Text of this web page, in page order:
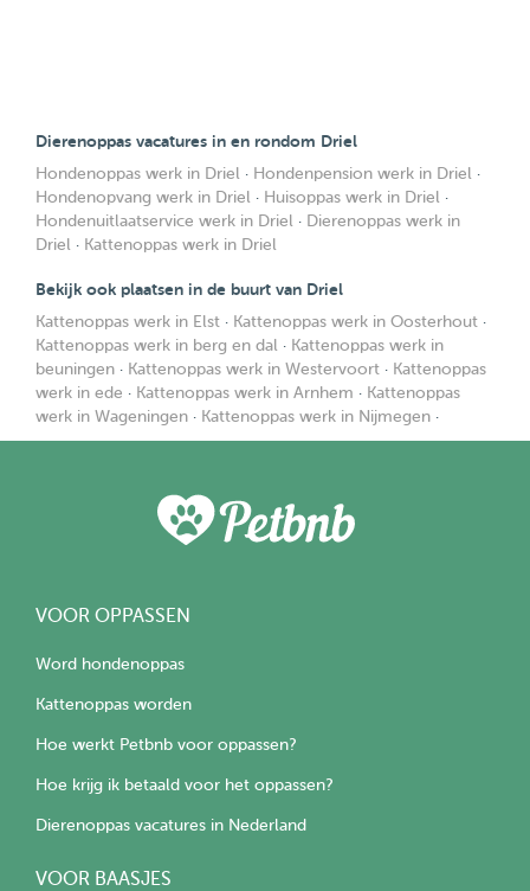
Dierenoppas vacatures in en rondom Driel
Hondenoppas werk in Driel · Hondenpension werk in Driel ·
Hondenopvang werk in Driel · Huisoppas werk in Driel ·
Hondenuitlaatservice werk in Driel · Dierenoppas werk in
Driel · Kattenoppas werk in Driel
Bekijk ook plaatsen in de buurt van Driel
Kattenoppas werk in Elst · Kattenoppas werk in Oosterhout ·
Kattenoppas werk in berg en dal · Kattenoppas werk in
beuningen · Kattenoppas werk in Westervoort · Kattenoppas
werk in ede · Kattenoppas werk in Arnhem · Kattenoppas
werk in Wageningen · Kattenoppas werk in Nijmegen ·
VOOR OPPASSEN
Word hondenoppas
Kattenoppas worden
Hoe werkt Petbnb voor oppassen?
Hoe krijg ik betaald voor het oppassen?
Dierenoppas vacatures in Nederland
VOOR BAASJES